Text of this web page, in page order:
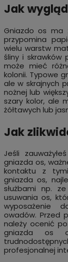
Jak
Gniazdo os ma
przypomina
wielu warstw
śliny i skrawków
może mieć
kolonii. Typowe
ale w skrajnych
nożnej lub
szary kolor, ale
żółtawych lub
Jak
Jeśli
gniazda os,
kontaktu z
gniazda os,
służbami np.
usuwania os,
wyposażenie
owadów. Przed
należy ocenić
gniazda os
profesjonalnej